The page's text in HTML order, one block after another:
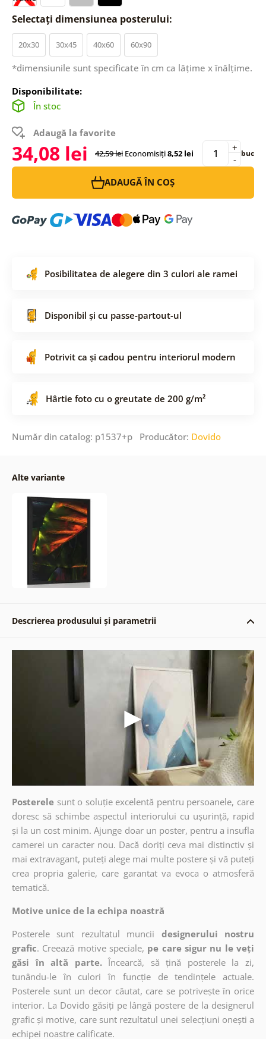
Selectați dimensiunea posterului:
20x30 30x45 40x60 60x90
*dimensiunile sunt specificate în cm ca lățime x înălțime.
Disponibilitate:
În stoc
Adaugă la favorite
34,08 lei 42,59 lei Economisiți8,52 lei -
+ buc
ADAUGĂ ÎN COȘ
Posibilitatea de alegere din 3 culori ale ramei
Disponibil și cu passe-partout-ul
Potrivit ca și cadou pentru interiorul modern
Hârtie foto cu o greutate de 200 g/m²
Număr din catalog: p1537+p Producător: Dovido
Alte variante
Descrierea produsului și parametrii
Posterele sunt o soluție excelentă pentru persoanele, care
doresc să schimbe aspectul interiorului cu ușurință, rapid
și la un cost minim. Ajunge doar un poster, pentru a insufla
camerei un caracter nou. Dacă doriți ceva mai distinctiv și
mai extravagant, puteți alege mai multe postere și vă puteți
crea propria galerie, care garantat va evoca o atmosferă
tematică.
Motive unice de la echipa noastră
Posterele sunt rezultatul muncii
designerului nostru
grafic. Creează motive speciale, pe care sigur nu le veți
găsi în altă parte. Încearcă, să țină posterele la zi,
tunându-le în culori în funcție de tendințele actuale.
Posterele sunt un decor căutat, care se potrivește în orice
interior. La Dovido găsiți pe lângă postere de la designerul
grafic și motive, care sunt rezultatul unei selecțiuni onești a
echipei noastre calificate.